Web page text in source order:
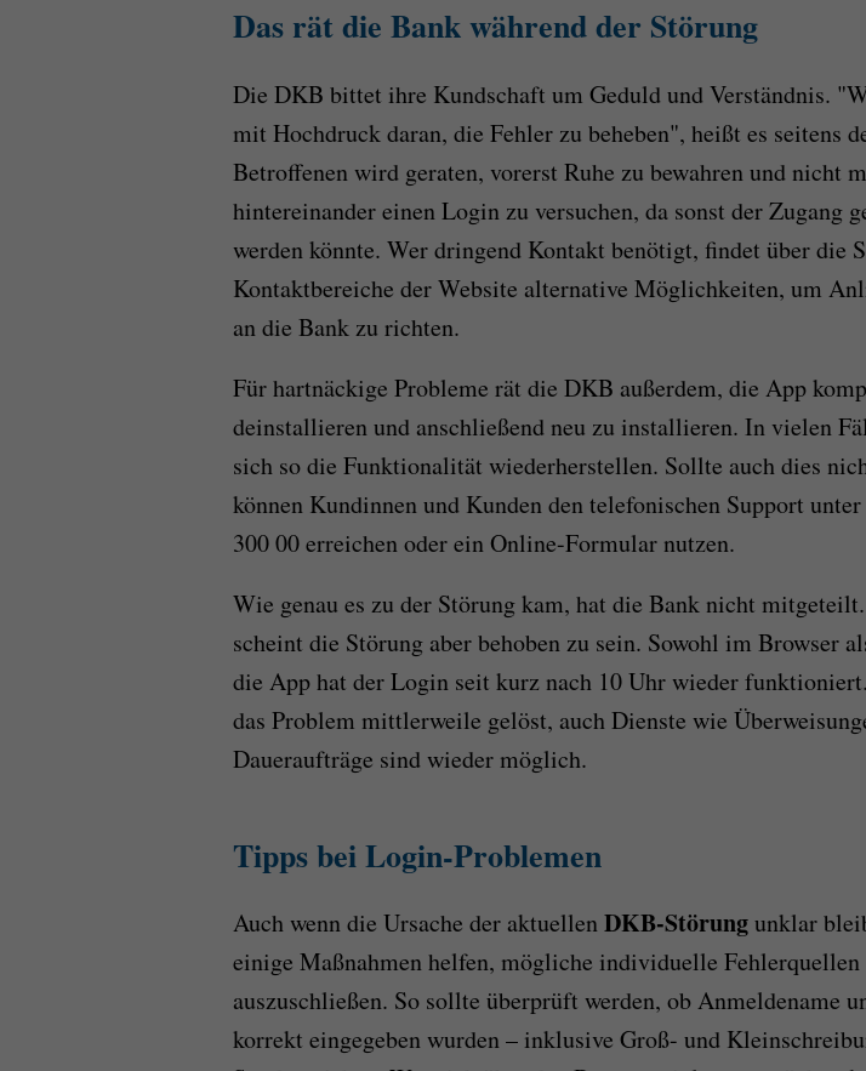
Das rät die Bank während der Störung
Die DKB bittet ihre Kundschaft um Geduld und Verständnis.
mit Hochdruck daran, die Fehler zu beheben", heißt es seitens
Betroffenen wird geraten, vorerst Ruhe zu bewahren und nicht
hintereinander einen Login zu versuchen, da sonst der Zugang
werden könnte. Wer dringend Kontakt benötigt, findet über die
Kontaktbereiche der Website alternative Möglichkeiten, um
an die Bank zu richten.
Für hartnäckige Probleme rät die DKB außerdem, die App
deinstallieren und anschließend neu zu installieren. In vielen
sich so die Funktionalität wiederherstellen. Sollte auch dies
können Kundinnen und Kunden den telefonischen Support
300 00 erreichen oder ein Online-Formular nutzen.
Wie genau es zu der Störung kam, hat die Bank nicht
scheint die Störung aber behoben zu sein. Sowohl im Browser
die App hat der Login seit kurz nach 10 Uhr wieder
das Problem mittlerweile gelöst, auch Dienste wie
Daueraufträge sind wieder möglich.
Tipps bei Login-Problemen
Auch wenn die Ursache der aktuellenDKB-Störungunklar
einige Maßnahmen helfen, mögliche individuelle Fehlerquellen
auszuschließen. So sollte überprüft werden, ob Anmeldename
korrekt eingegeben wurden – inklusive Groß- und